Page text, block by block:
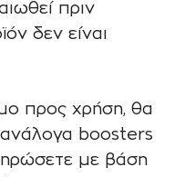
πριν
δεν είναι
προς χρήση, θα
boosters
με βάση